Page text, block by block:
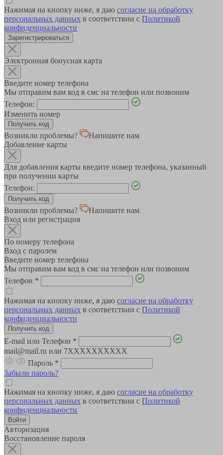
Нажимая на кнопку ниже, я даю согласие на обработку
персональных данных в соответствии с Политикой
конфиденциальности
Зарегистрироваться
Электронная бонусная карта
Введите номер телефона
Мы отправим вам код в смс на телефон или позвоним
Телефон:
Изменить номер
Возникли проблемы?
Напишите нам
Добавление карты
Для добавления карты введите номер телефона, указанный
при получении карты
Телефон:
Возникли проблемы?
Напишите нам
Вход или регистрация
По номеру телефона
Вход с паролем
Введите номер телефона
Мы отправим вам код в смс на телефон или позвоним
Телефон *
Нажимая на кнопку ниже, я даю согласие на обработку
персональных данных в соответствии с Политикой
конфиденциальности
E-mail или Телефон *
mail@mail.ru или 7XXXXXXXXXX
Пароль *
Забыли пароль?
Нажимая на кнопку ниже, я даю согласие на обработку
персональных данных в соответствии с Политикой
конфиденциальности
Авторизация
Восстановление пароля